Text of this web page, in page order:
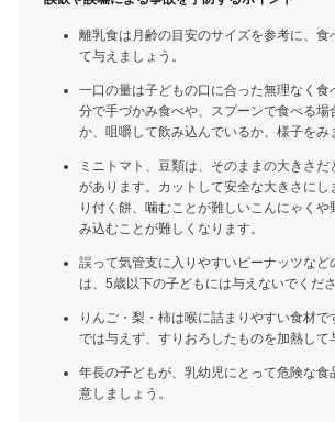
離乳食は月齢の目安のサイズを参考に、食
て与えましょう。
一口の量は子どもの口に合った無理なく食
分で手づかみ食べや、スプーンで食べる場
か、咀嚼して飲み込んでいるか、様子をみ
ミニトマト、豆類は、そのままの大きさ
があります。カットして安全な大きさにし
り付く餅、噛むことが難しいこんにゃくや
み込むことが難しくなります。
誤って気管支に入りやすいピーナッツなど
は、5歳以下の子どもには与えないでくださ
りんご・梨・柿は喉に詰まりやすい食材で
では与えず、すりおろしたものを加熱して
年長の子どもが、乳幼児にとって危険な食
意しましょう。